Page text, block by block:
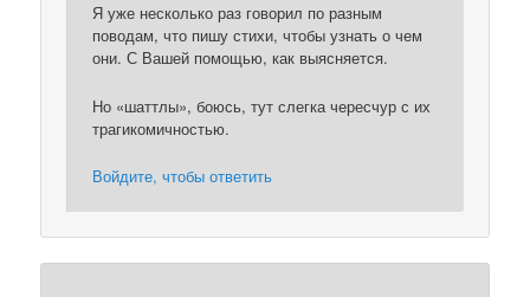
Я уже несколько раз говорил по разным
поводам, что пишу стихи, чтобы узнать о чем
они. С Вашей помощью, как выясняется.
Но «шаттлы», боюсь, тут слегка чересчур с их
трагикомичностью.
Войдите, чтобы ответить